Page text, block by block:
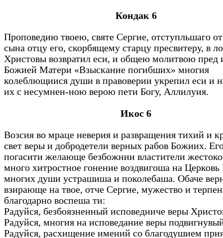
Кондак 6
Проповедию твоею, святе Сергие, отступльшаго
сына отцу его, скорбящему старцу пресвитеру, в
Христовы возвратил еси, и общею молитвою пред
Божией Матери «Взыскание погибших» многия
колеблющиися души в правоверии укрепил еси и
их с несумнен-ною верою пети Богу, Аллилуия.
Икос 6
Возсия во мраце неверия и развращения тихий и
свет веры и добродетели верных рабов Божиих.
погасити желающе безбожнии властители
много хитростное гонение воздвигоша на
многих души устрашиша и поколебаша. Обаче
взирающе на твое, отче Сергие, мужество и
благодарно воспеша ти:
Радуйся, безбоязненный исповедниче веры
Радуйся, многия на исповедание веры
Радуйся, расхищение имений со благодушием